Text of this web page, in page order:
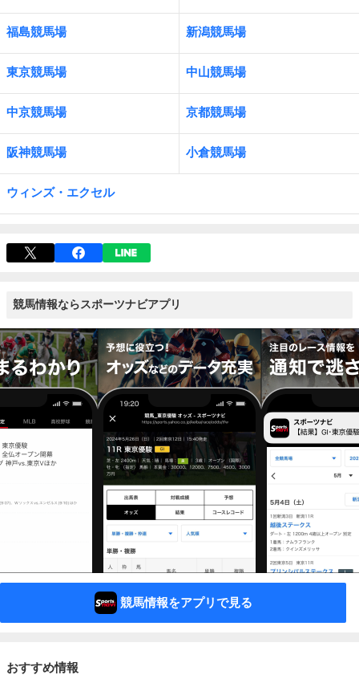
福島競馬場 新潟競馬場
東京競馬場 中山競馬場
中京競馬場 京都競馬場
阪神競馬場 小倉競馬場
ウィンズ・エクセル
競馬情報ならスポーツナビアプリ
競馬情報をアプリで見る
おすすめ情報